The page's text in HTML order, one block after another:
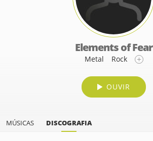
Elements of Fear
Metal Rock
OUVIR
MÚSICAS DISCOGRAFIA